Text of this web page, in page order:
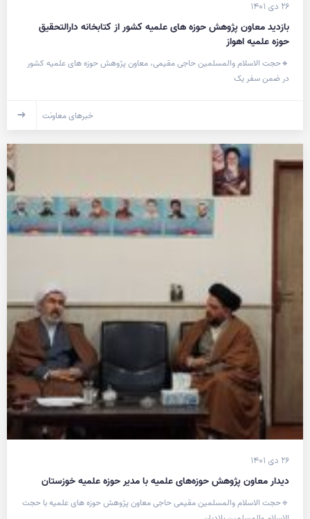
۲۶ دی ۱۴۰۱
بازدید معاون پژوهش حوزه های علمیه کشور از کتابخانه دارالتحقیق
حوزه علمیه اهواز
🔸حجت الاسلام والمسلمین حاجی مقیمی، معاون پژوهش حوزه های علمیه کشور
در ضمن سفر یک
خبرهای معاونت
۲۶ دی ۱۴۰۱
دیدار معاون پژوهش حوزه‌های علمیه با مدیر حوزه علمیه خوزستان
🔹حجت الاسلام والمسلمین مقیمی حاجی معاون پژوهش حوزه های علمیه با حجت